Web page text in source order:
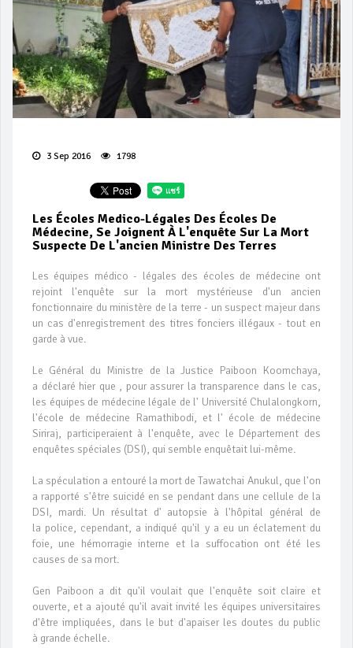
3 Sep 2016 1798
Les Écoles Medico-Légales Des Écoles De
Médecine, Se Joignent À L'enquête Sur La Mort
Suspecte De L'ancien Ministre Des Terres
Les équipes médico - légales des écoles de médecine ont
rejoint l'enquête sur la mort mystérieuse d'un ancien
fonctionnaire du ministère de la terre - un suspect majeur dans
un cas d'enregistrement des titres fonciers illégaux - tout en
garde à vue.
Le Général du Ministre de la Justice Paiboon Koomchaya,
a déclaré hier que , pour assurer la transparence dans le cas,
les équipes de médecine légale de l' Université Chulalongkorn,
l'école de médecine Ramathibodi, et l' école de médecine
Siriraj, participeraient à l'enquête, avec le Département des
enquêtes spéciales (DSI), qui semble enquêtait lui-même.
La spéculation a entouré la mort de Tawatchai Anukul, que l'on
a rapporté s'être suicidé en se pendant dans une cellule de la
DSI, mardi. Un résultat d' autopsie à l'hôpital général de
la police, cependant, a indiqué qu'il y a eu un éclatement du
foie, une hémorragie interne et la suffocation ont été les
causes de sa mort.
Gen Paiboon a dit qu'il voulait que l'enquête soit claire et
ouverte, et a ajouté qu'il avait invité les équipes universitaires
d'être impliquées, dans le but d'apaiser les doutes du public
à grande échelle.